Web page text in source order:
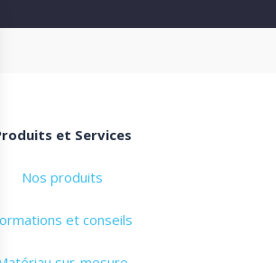
et Services
Nos produits
et conseils